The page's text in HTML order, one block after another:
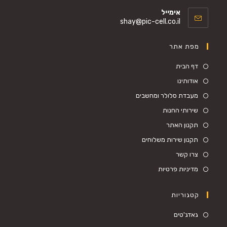
in
אימייל
shay@pic-cell.co.il
Opens
מפת אתר
דף הבית
אודותינו
מעבדת סלולר ומחשבים
שירותי החנות
תקנון האתר
תקנון שירות משלוחים
צרו קשר
מדיניות פרטיות
קטגוריות
גאדג'טיםOpens